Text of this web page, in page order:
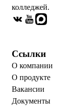
колледжей.
Ссылки
О компании
О продукте
Вакансии
Документы